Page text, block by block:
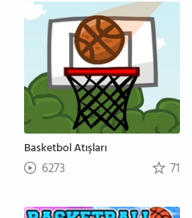
Basketbol Atışları
6273 71